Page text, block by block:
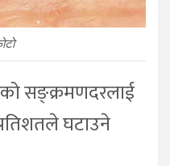
सङ्क्रमणदरलाई
घटाउने